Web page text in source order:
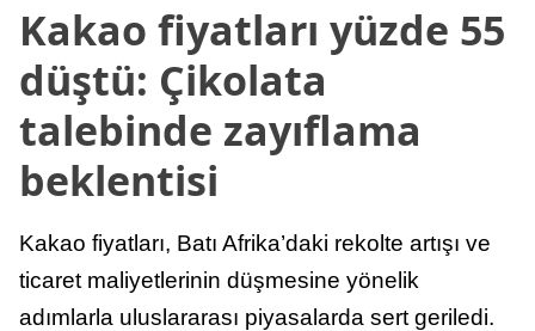
Kakao fiyatları yüzde 55
düştü: Çikolata
talebinde zayıflama
beklentisi
Kakao fiyatları, Batı Afrika’daki rekolte artışı ve
ticaret maliyetlerinin düşmesine yönelik
adımlarla uluslararası piyasalarda sert geriledi.